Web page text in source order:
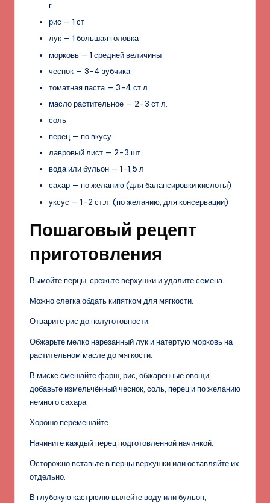
г
рис — 1 ст
лук — 1 большая головка
морковь — 1 средней величины
чеснок — 3-4 зубчика
томатная паста — 3-4 ст.л.
масло растительное — 2-3 ст.л.
соль
перец — по вкусу
лавровый лист — 2-3 шт.
вода или бульон — 1-1,5 л
сахар — по желанию (для балансировки кислоты)
уксус — 1-2 ст.л. (по желанию, для консервации)
Пошаговый рецепт
приготовления
Вымойте перцы, срежьте верхушки и удалите семена.
Можно слегка обдать кипятком для мягкости.
Отварите рис до полуготовности.
Обжарьте мелко нарезанный лук и натертую морковь на
растительном масле до мягкости.
В миске смешайте фарш, рис, обжаренные овощи,
добавьте измельчённый чеснок, соль, перец и по желанию
немного сахара.
Хорошо перемешайте.
Начините каждый перец подготовленной начинкой.
Осторожно вставьте в перцы верхушки или оставляйте их
отдельно.
В глубокую кастрюлю вылейте воду или бульон,